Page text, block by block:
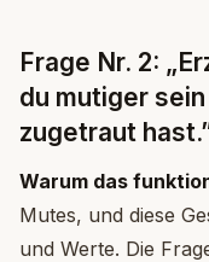
Frage Nr. 2:
du mutiger
zugetraut
Warum das
Mutes, und diese
und Werte. Die